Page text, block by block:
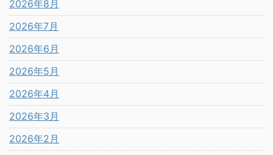
2026年8月
2026年7月
2026年6月
2026年5月
2026年4月
2026年3月
2026年2月